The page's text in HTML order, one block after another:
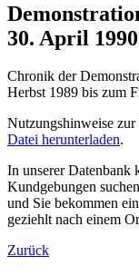
30. April
Chronik der
Herbst 1989 bis zum
Nutzungshinweise
Datei herunterladen.
In unserer Datenbank
Kundgebungen
und Sie bekommen
geziehlt nach einem
Zurück